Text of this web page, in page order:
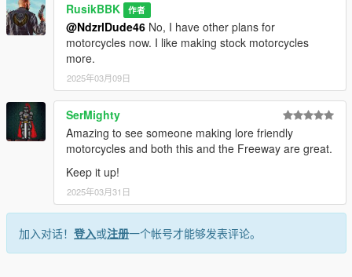
RusikBBK 作者
@NdzrlDude46 No, I have other plans for
motorcycles now. I like making stock motorcycles
more.
2025年03月09日
SerMighty
Amazing to see someone making lore friendly
motorcycles and both this and the Freeway are great.
Keep it up!
2025年03月31日
加入对话！ 登入或注册一个帐号才能够发表评论。